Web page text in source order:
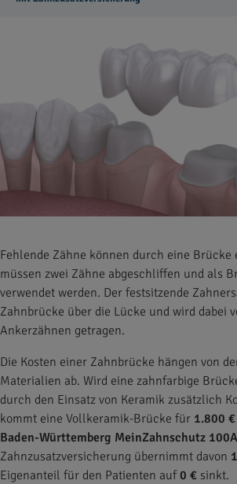
Fehlende Zähne können durch eine Brücke
müssen zwei Zähne abgeschliffen und als
verwendet werden. Der festsitzende
Zahnbrücke über die Lücke und wird dabei
Ankerzähnen getragen.
Die Kosten einer Zahnbrücke hängen von
Materialien ab. Wird eine zahnfarbige
durch den Einsatz von Keramik zusätzlich
kommt eine Vollkeramik-Brücke für 1.800 €
Baden-Württemberg MeinZahnschutz
Zahnzusatzversicherung übernimmt davon
Eigenanteil für den Patienten auf0 € sinkt.